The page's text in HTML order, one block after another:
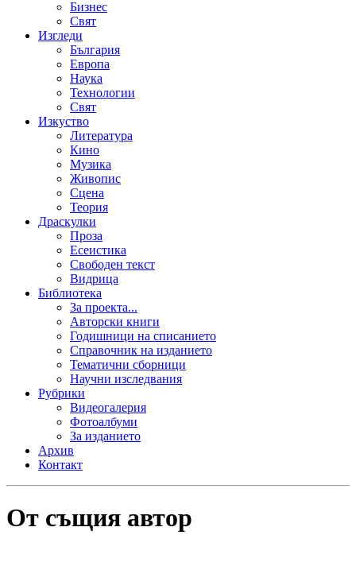
Бизнес
Свят
Изгледи
България
Европа
Наука
Технологии
Свят
Изкуство
Литература
Кино
Музика
Живопис
Сцена
Теория
Драскулки
Проза
Есеистика
Свободен текст
Видрица
Библиотека
За проекта...
Авторски книги
Годишници на списанието
Справочник на изданието
Тематични сборници
Научни изследвания
Рубрики
Видеогалерия
Фотоалбуми
За изданието
Архив
Контакт
От същия автор